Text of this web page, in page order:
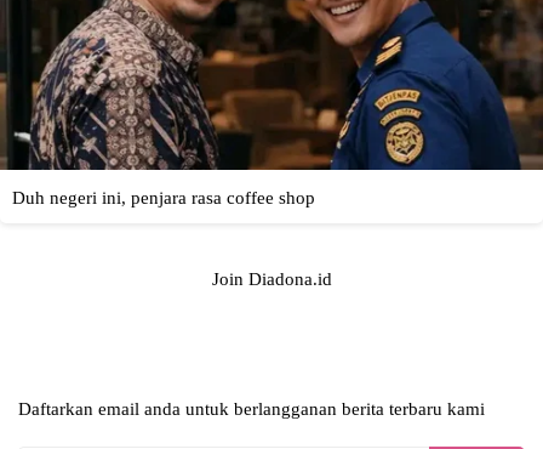
Join Diadona.id
Daftarkan email anda untuk berlangganan berita terbaru kami